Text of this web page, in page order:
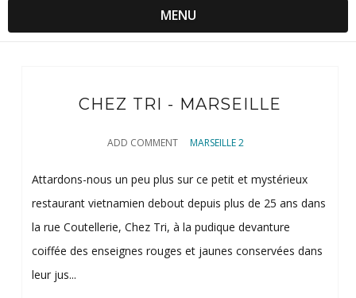
MENU
CHEZ TRI - MARSEILLE
ADD COMMENT MARSEILLE 2
Attardons-nous un peu plus sur ce petit et mystérieux
restaurant vietnamien debout depuis plus de 25 ans dans
la rue Coutellerie, Chez Tri, à la pudique devanture
coiffée des enseignes rouges et jaunes conservées dans
leur jus...